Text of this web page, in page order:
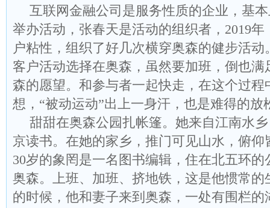
互联网金融公司是服务性质的企业，基
举办活动，张春天是活动的组织者，2019
户粘性，组织了好几次横穿奥森的健步活
客户活动选择在奥森，虽然要加班，倒也满
森的愿望。和参与者一起快走，在这个过程
想，“被动运动”出上一身汗，也是难得的放
甜甜在奥森公园扎帐篷。她来自江南水
京读书。在她的家乡，推门可见山水，俯仰
30岁的象罔是一名图书编辑，住在北五环
奥森。上班、加班、挤地铁，这是他惯常的
的时候，他和妻子来到奥森，一处有围栏的